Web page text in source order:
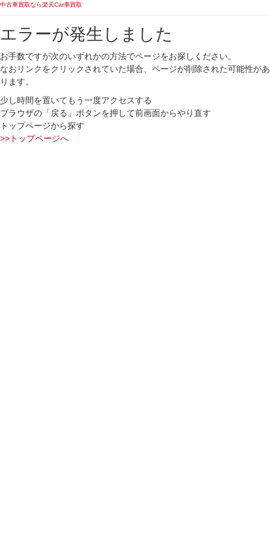
中古車買取なら楽天Car車買取
エラーが発生しました
お手数ですが次のいずれかの方法でページをお探しください。
なおリンクをクリックされていた場合、ページが削除された可能性があ
ります。
少し時間を置いてもう一度アクセスする
ブラウザの「戻る」ボタンを押して前画面からやり直す
トップページから探す
>>トップページへ